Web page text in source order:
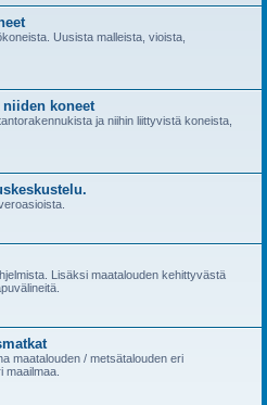
Uusista malleista, vioista,
niiden koneet
ja niihin liittyvistä koneista,
Lisäksi maatalouden kehittyvästä
maatalouden / metsätalouden eri
maailmaa.